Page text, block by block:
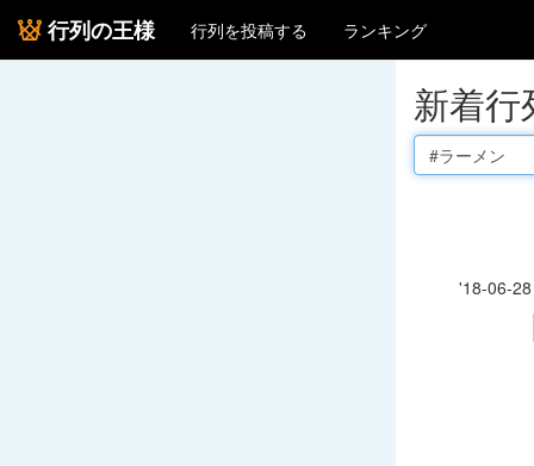
行列の王様 行列を投稿する ランキング
新着行